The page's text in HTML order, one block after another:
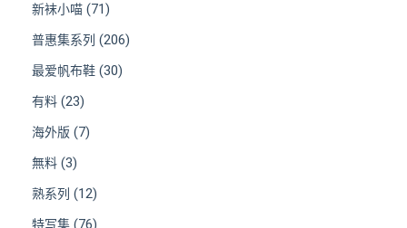
新袜小喵 (71)
普惠集系列 (206)
最爱帆布鞋 (30)
有料 (23)
海外版 (7)
無料 (3)
熟系列 (12)
特写集 (76)